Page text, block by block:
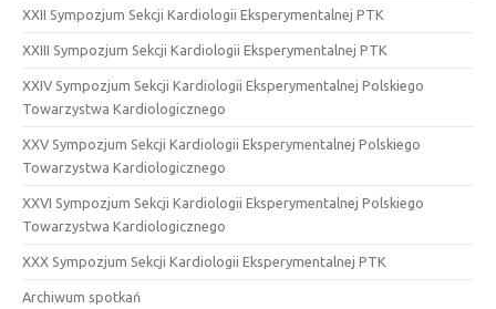
XXII Sympozjum Sekcji Kardiologii Eksperymentalnej PTK
XXIII Sympozjum Sekcji Kardiologii Eksperymentalnej PTK
XXIV Sympozjum Sekcji Kardiologii Eksperymentalnej Polskiego
Towarzystwa Kardiologicznego
XXV Sympozjum Sekcji Kardiologii Eksperymentalnej Polskiego
Towarzystwa Kardiologicznego
XXVI Sympozjum Sekcji Kardiologii Eksperymentalnej Polskiego
Towarzystwa Kardiologicznego
XXX Sympozjum Sekcji Kardiologii Eksperymentalnej PTK
Archiwum spotkań